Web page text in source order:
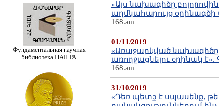
Фундаментальная научная
библиотека НАН РА
«Այս նախագիծը
աղմկահարույց օրինագծի
168.am
01/11/2019
«Առաջարկված նախագիծը
առողջացնելու օրինակ
168.am
31/10/2019
«Դեռ պետք է սպասենք, թե